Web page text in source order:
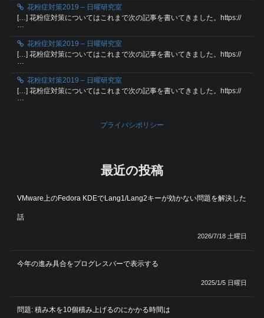
花粉症対策2019 – 日曜研究室
[…] 花粉症対策についてはこれまで次の記事を書いてきました。https://
…
花粉症対策2019 – 日曜研究室
[…] 花粉症対策についてはこれまで次の記事を書いてきました。https://
…
花粉症対策2019 – 日曜研究室
[…] 花粉症対策についてはこれまで次の記事を書いてきました。https://
…
プライバシポリシー
最近の投稿
VMware上のFedora KDEでLang1/Lang2キーが効かない問題を解決した
話
2026/7/18 土曜日
今年の進み具合をプログレスバーで表示する
2025/1/5 日曜日
問題: 積み木を10個積み上げるのにかかる時間は